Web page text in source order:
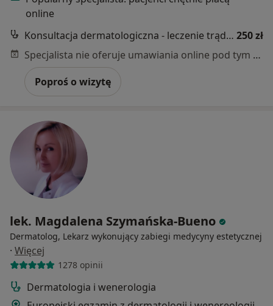
online
Konsultacja dermatologiczna - leczenie trądziku 250 zł
Specjalista nie oferuje umawiania online pod tym adresem.
Poproś o wizytę
lek. Magdalena Szymańska-Bueno
Dermatolog, Lekarz wykonujący zabiegi medycyny estetycznej
· Więcej
1278 opinii
Dermatologia i wenerologia